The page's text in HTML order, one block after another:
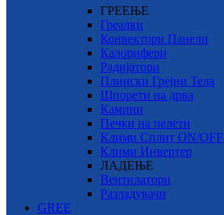
ГРЕЕЊЕ
Греалки
Конвектори Панели
Калорифери
Радијатори
Плински Грејни Тела
Шпорети на дрва
Камини
Печки на пелети
Клими Сплит ON/OFF
Клими Инвертер
ЛАДЕЊЕ
Вентилатори
Разладувачи
GREE